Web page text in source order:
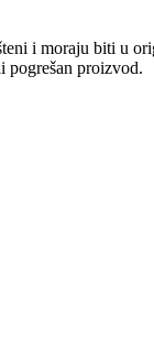
i moraju biti u
pogrešan proizvod.